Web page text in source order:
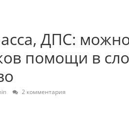
ДПС:
помощи в
2 комментария